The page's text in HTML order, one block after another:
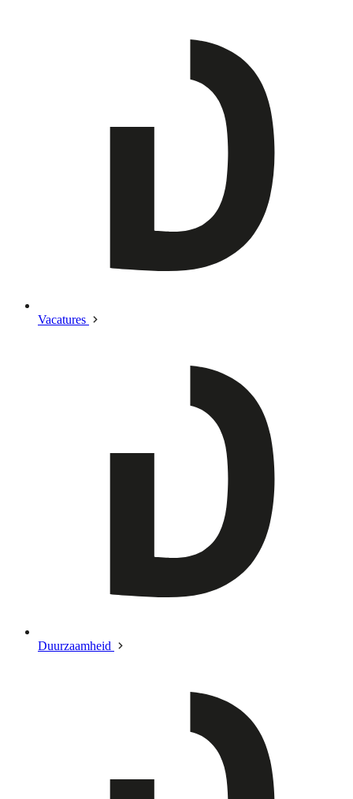
Vacatures
Duurzaamheid